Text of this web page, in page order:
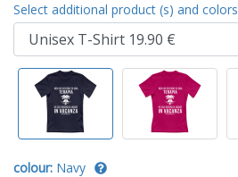
Select additional product (s) and colors
colour: Navy